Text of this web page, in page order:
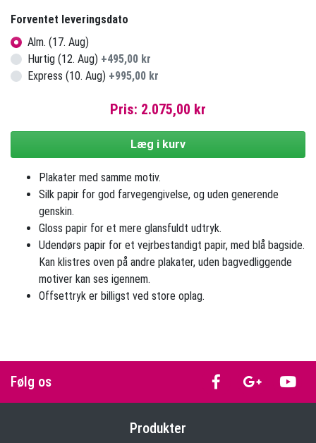
Forventet leveringsdato
Alm. (17. Aug)
Hurtig (12. Aug) +495,00 kr
Express (10. Aug) +995,00 kr
Pris: 2.075,00 kr
Læg i kurv
Plakater med samme motiv.
Silk papir for god farvegengivelse, og uden generende
genskin.
Gloss papir for et mere glansfuldt udtryk.
Udendørs papir for et vejrbestandigt papir, med blå bagside.
Kan klistres oven på andre plakater, uden bagvedliggende
motiver kan ses igennem.
Offsettryk er billigst ved store oplag.
Følg os
Produkter